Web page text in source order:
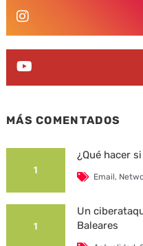
MÁS COMENTADOS
1
¿Qué hacer
Email,
1
Un
Baleares